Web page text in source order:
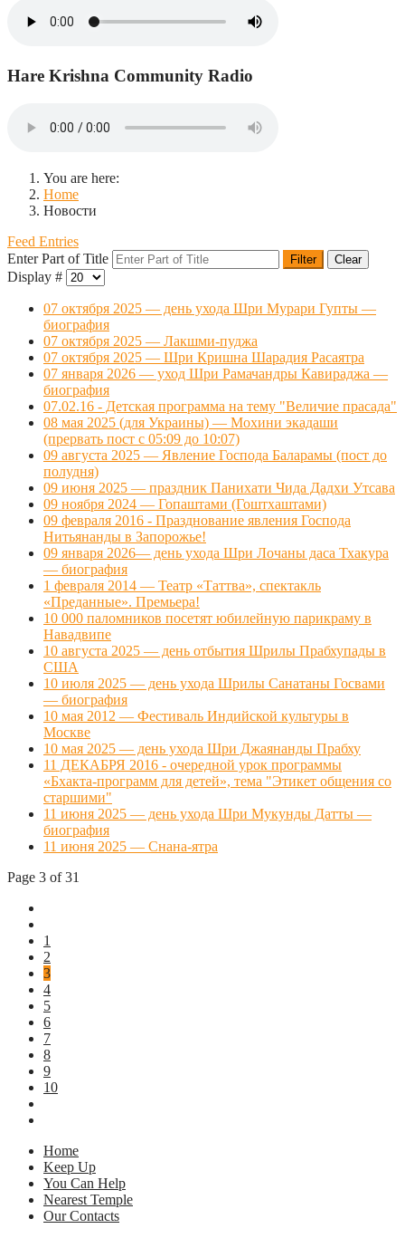
Hare Krishna Community Radio
You are here:
Home
Новости
Feed Entries
Enter Part of Title
Filter Clear
Display #
07 октября 2025 — день ухода Шри Мурари Гупты —
биография
07 октября 2025 — Лакшми-пуджа
07 октября 2025 — Шри Кришна Шарадия Расаятра
07 января 2026 — уход Шри Рамачандры Кавираджа —
биография
07.02.16 - Детская программа на тему "Величие прасада"
08 мая 2025 (для Украины) — Мохини экадаши
(прервать пост с 05:09 до 10:07)
09 августа 2025 — Явление Господа Баларамы (пост до
полудня)
09 июня 2025 — праздник Панихати Чида Дадхи Утсава
09 ноября 2024 — Гопаштами (Гоштхаштами)
09 февраля 2016 - Празднование явления Господа
Нитьянанды в Запорожье!
09 января 2026— день ухода Шри Лочаны даса Тхакура
— биография
1 февраля 2014 — Театр «Таттва», спектакль
«Преданные». Премьера!
10 000 паломников посетят юбилейную парикраму в
Навадвипе
10 августа 2025 — день отбытия Шрилы Прабхупады в
США
10 июля 2025 — день ухода Шрилы Санатаны Госвами
— биография
10 мая 2012 — Фестиваль Индийской культуры в
Москве
10 мая 2025 — день ухода Шри Джаянанды Прабху
11 ДЕКАБРЯ 2016 - очередной урок программы
«Бхакта-программ для детей», тема "Этикет общения со
старшими"
11 июня 2025 — день ухода Шри Мукунды Датты —
биография
11 июня 2025 — Снана-ятра
Page 3 of 31
1
2
3
4
5
6
7
8
9
10
Home
Keep Up
You Can Help
Nearest Temple
Our Contacts